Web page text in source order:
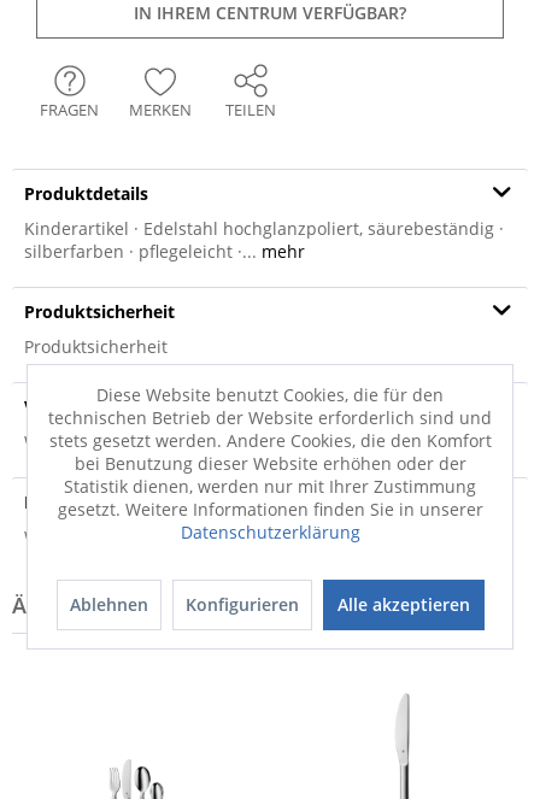
IN IHREM CENTRUM VERFÜGBAR?
FRAGEN MERKEN TEILEN
Produktdetails
Kinderartikel · Edelstahl hochglanzpoliert, säurebeständig ·
silberfarben · pflegeleicht ·... mehr
Produktsicherheit
Produktsicherheit
Versandinfo
Weitere Informationen zum Versand...
Hersteller
Weitere Informationen zum Hersteller...
Diese Website benutzt Cookies, die für den
technischen Betrieb der Website erforderlich sind und
stets gesetzt werden. Andere Cookies, die den Komfort
bei Benutzung dieser Website erhöhen oder der
Statistik dienen, werden nur mit Ihrer Zustimmung
gesetzt. Weitere Informationen finden Sie in unserer
Datenschutzerklärung
Ablehnen Konfigurieren Alle akzeptieren